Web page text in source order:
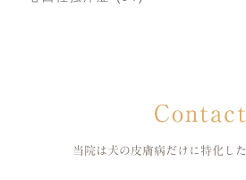
Contact
当院は犬の皮膚病だけに特化した